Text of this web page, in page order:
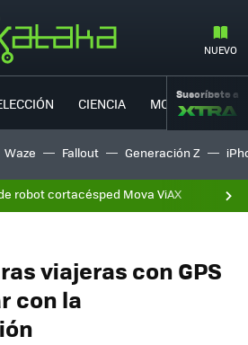
NUEVO
CIENCIA MOVILIDAD
Suscríbete a
Waze Fallout Generación Z
robot cortacésped Mova ViAX
viajeras con GPS
con la